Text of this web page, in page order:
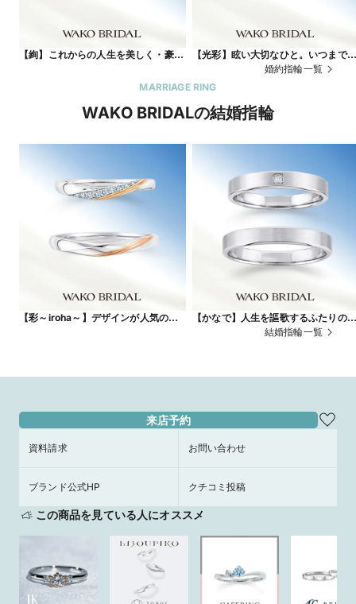
【絢】これからの人生を美しく・豪華
【光彩】眩い大切なひと。いつまでも
婚約指輪一覧
MARRIAGE RING
WAKO BRIDALの結婚指輪
【彩～iroha～】デザインが人気のコ
【かなで】人生を謳歌するふたりの想
結婚指輪一覧
来店予約
資料請求 お問い合わせ
ブランド公式HP クチコミ投稿
この商品を見ている人にオススメ